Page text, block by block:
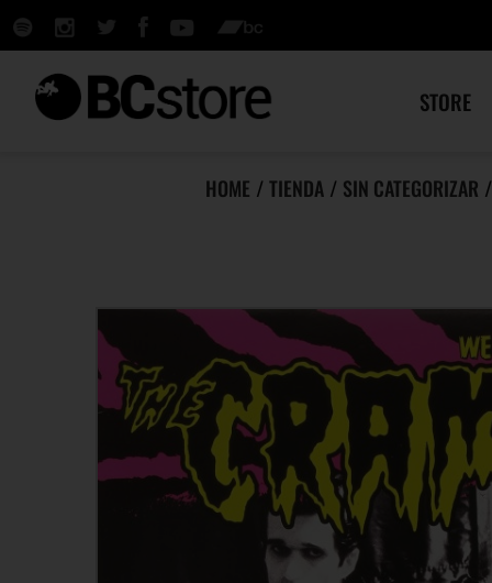
STORE
HOME / TIENDA / SIN CATEGORIZAR